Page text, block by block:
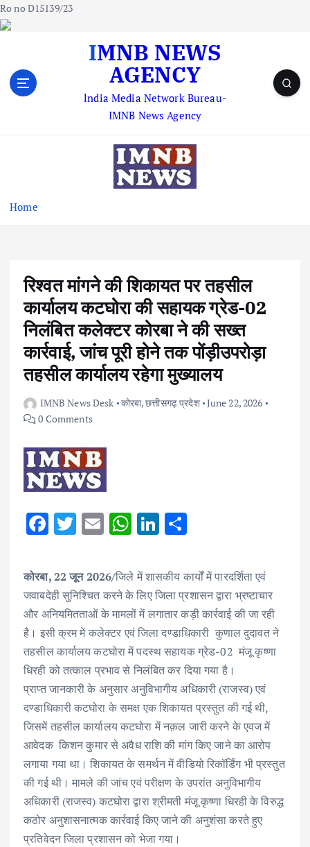
Ro no D15139/23
IMNB NEWS
AGENCY
lndia Media Network Bureau-
IMNB News Agency
Home
रिश्वत मांगने की शिकायत पर तहसील
कार्यालय कटघोरा की सहायक ग्रेड-02
निलंबित कलेक्टर कोरबा ने की सख्त
कार्रवाई, जांच पूरी होने तक पोंड़ीउपरोड़ा
तहसील कार्यालय रहेगा मुख्यालय
IMNB News Desk कोरबा,छत्तीसगढ़ प्रदेश June 22, 2026
0 Comments
F
e
b
o
o
k
T
it
te
r
E
ai
l
W
at
s
A
p
p
Li
k
e
dI
n
ar
e
कोरबा, 22 जून 2026/जिले में शासकीय कार्यों में पारदर्शिता एवं
जवाबदेही सुनिश्चित करने के लिए जिला प्रशासन द्वारा भ्रष्टाचार
और अनियमितताओं के मामलों में लगातार कड़ी कार्रवाई की जा रही
है। इसी क्रम में कलेक्टर एवं जिला दण्डाधिकारी कुणाल दुदावत ने
तहसील कार्यालय कटघोरा में पदस्थ सहायक ग्रेड-02 मंजू कृष्णा
धिरही को तत्काल प्रभाव से निलंबित कर दिया गया है।
प्राप्त जानकारी के अनुसार अनुविभागीय अधिकारी (राजस्व) एवं
दण्डाधिकारी कटघोरा के समक्ष एक शिकायत प्रस्तुत की गई थी,
जिसमें तहसील कार्यालय कटघोरा में नक़ल जारी करने के एवज में
आवेदक किशन कुमार से अवैध राशि की मांग किए जाने का आरोप
लगाया गया था। शिकायत के समर्थन में वीडियो रिकॉर्डिंग भी प्रस्तुत
की गई थी। मामले की जांच एवं परीक्षण के उपरांत अनुविभागीय
अधिकारी (राजस्व) कटघोरा द्वारा श्रीमती मंजू कृष्णा धिरही के विरुद्ध
कठोर अनुशासनात्मक कार्रवाई किए जाने की अनुशंसा करते हुए
प्रतिवेदन जिला प्रशासन को भेजा गया।